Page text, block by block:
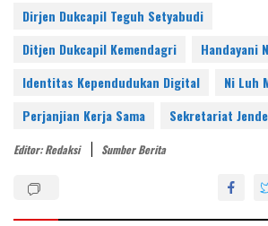
er
e
st
itt
er
k
e
dI
n
e
b
o
k
at
s
A
p
e
Dirjen Dukcapil Teguh Setyabudi
Ditjen Dukcapil Kemendagri
Handayani
Identitas Kependudukan Digital
Ni Luh
Perjanjian Kerja Sama
Sekretariat
Editor: Redaksi Sumber Berita